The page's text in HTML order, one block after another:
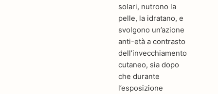
solari, nutrono la
pelle, la idratano, e
svolgono un’azione
anti-età a contrasto
dell’invecchiamento
cutaneo, sia dopo
che durante
l’esposizione